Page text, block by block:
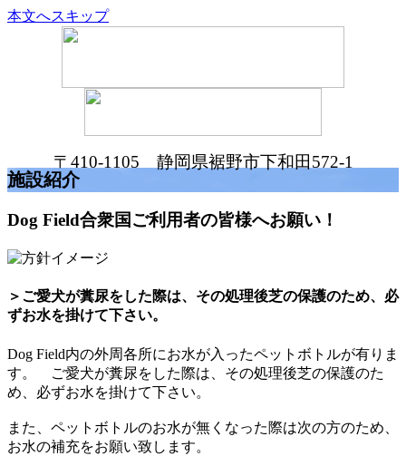
本文へスキップ
〒410-1105 静岡県裾野市下和田572-1
施設紹介
Dog Field合衆国ご利用者の皆様へお願い！
＞ご愛犬が糞尿をした際は、その処理後芝の保護のため、必
ずお水を掛けて下さい。
Dog Field内の外周各所にお水が入ったペットボトルが有りま
す。 ご愛犬が糞尿をした際は、その処理後芝の保護のた
め、必ずお水を掛けて下さい。
また、ペットボトルのお水が無くなった際は次の方のため、
お水の補充をお願い致します。